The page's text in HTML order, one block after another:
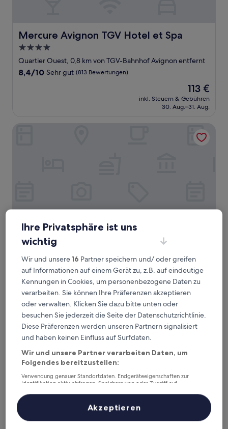
Mercure Avignon TGV Hotel et Spa
Mercure Avignon TGV Hotel et Spa
4.0-
Sterne-
Unterkunft
Quartier Ouest, 0,8 km von TGV-Bahnhof Avignon entfernt
8.4
Bewertungen)
8,4/10 Sehr gut (813 Bewertungen)
Der
Preis
beträgt
113 €
inkl. Steuern & Gebühren
30. Aug.–31. Aug.
Best Western Plus Le Lavarin
Best Western Plus Le Lavarin
4.0-
Sterne-
Unterkunft
Quartier Ouest, 1,5 km von TGV-Bahnhof Avignon entfernt
8.8
von
10,
Hervorragend,
(696
Bewertungen)
8,8/10 Hervorragend (696 Bewertungen)
Preis
beträgt
108 €
inkl. Steuern & Gebühren
Aparthotel Adagio Access Avignon
Ihre Privatsphäre ist uns
wichtig
Wir und unsere16 Partner speichern und/ oder greifen
auf Informationen auf einem Gerät zu, z.B. auf eindeutige
Kennungen in Cookies, um personenbezogene Daten zu
verarbeiten. Sie können Ihre Präferenzen akzeptieren
oder verwalten. Klicken Sie dazu bitte unten oder
besuchen Sie jederzeit die Seite der Datenschutzrichtlinie.
Diese Präferenzen werden unseren Partnern signalisiert
und haben keinen Einfluss auf Surfdaten.
Wir und unsere Partner verarbeiten Daten, um
Folgendes bereitzustellen:
Verwendung genauer Standortdaten. Endgeräteeigenschaften zur
Identifikation aktiv abfragen. Speichern von oder Zugriff auf
Inhalte, Messung von Werbeleistung und der Performance von Inhalten,
Zielgruppenforschung sowie Entwicklung und Verbesserung von
Liste der Partner (Lieferanten)
Akzeptieren